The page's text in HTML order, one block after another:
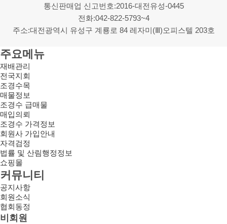
통신판매업 신고번호:2016-대전유성-0445
전화:042-822-5793~4
주소:대전광역시 유성구 계룡로 84 레자미(Ⅲ)오피스텔 203호
주요메뉴
재배관리
전국지회
조경수목
매물정보
조경수 급매물
매입의뢰
조경수 가격정보
회원사 가입안내
자격검정
법률 및 산림행정정보
쇼핑몰
커뮤니티
공지사항
회원소식
협회동정
비회원